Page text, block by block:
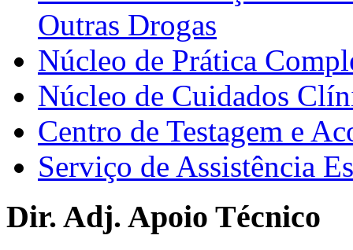
Outras Drogas
Núcleo de Prática
Núcleo de Cuidados
Centro de Testagem e
Serviço de Assistência
Dir. Adj. Apoio Técnico